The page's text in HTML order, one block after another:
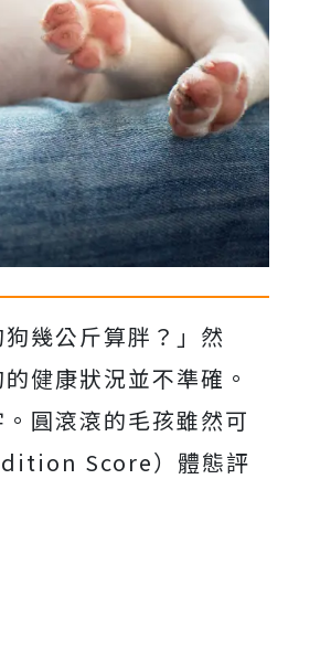
幾公斤算胖？」然
健康狀況並不準確。
圓滾滾的毛孩雖然可
Score）體態評